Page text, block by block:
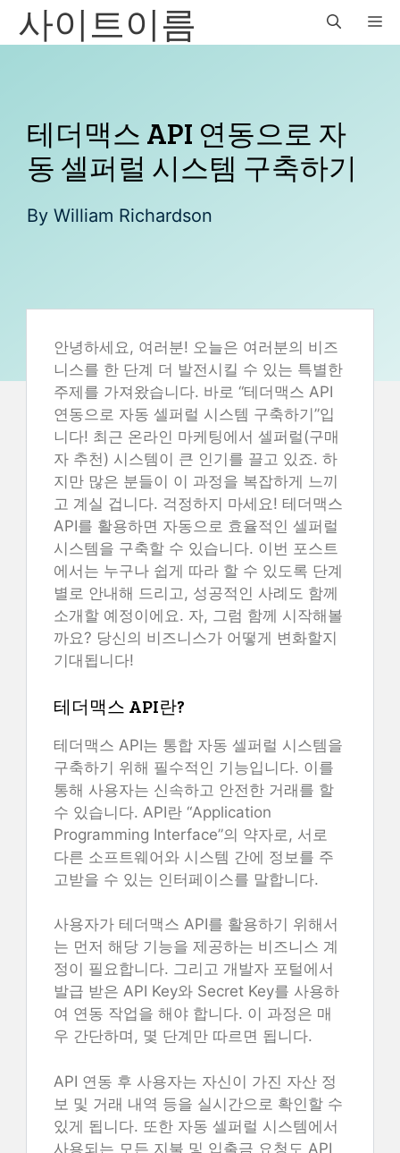
Skip사이트이름
테더맥스 API 연동으로 자
동 셀퍼럴 시스템 구축하기
By William Richardson
안녕하세요, 여러분! 오늘은 여러분의 비즈
니스를 한 단계 더 발전시킬 수 있는 특별한
주제를 가져왔습니다. 바로 “테더맥스 API
연동으로 자동 셀퍼럴 시스템 구축하기”입
니다! 최근 온라인 마케팅에서 셀퍼럴(구매
자 추천) 시스템이 큰 인기를 끌고 있죠. 하
지만 많은 분들이 이 과정을 복잡하게 느끼
고 계실 겁니다. 걱정하지 마세요! 테더맥스
API를 활용하면 자동으로 효율적인 셀퍼럴
시스템을 구축할 수 있습니다. 이번 포스트
에서는 누구나 쉽게 따라 할 수 있도록 단계
별로 안내해 드리고, 성공적인 사례도 함께
소개할 예정이에요. 자, 그럼 함께 시작해볼
까요? 당신의 비즈니스가 어떻게 변화할지
기대됩니다!
테더맥스 API란?
테더맥스 API는 통합 자동 셀퍼럴 시스템을
구축하기 위해 필수적인 기능입니다. 이를
통해 사용자는 신속하고 안전한 거래를 할
수 있습니다. API란 “Application
Programming Interface”의 약자로, 서로
다른 소프트웨어와 시스템 간에 정보를 주
고받을 수 있는 인터페이스를 말합니다.
사용자가 테더맥스 API를 활용하기 위해서
는 먼저 해당 기능을 제공하는 비즈니스 계
정이 필요합니다. 그리고 개발자 포털에서
발급 받은 API Key와 Secret Key를 사용하
여 연동 작업을 해야 합니다. 이 과정은 매
우 간단하며, 몇 단계만 따르면 됩니다.
API 연동 후 사용자는 자신이 가진 자산 정
보 및 거래 내역 등을 실시간으로 확인할 수
있게 됩니다. 또한 자동 셀퍼럴 시스템에서
사용되는 모든 지불 및 입출금 요청도 API